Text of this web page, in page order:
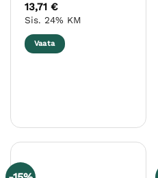
13,71 €
Sis. 24% KM
Vaata